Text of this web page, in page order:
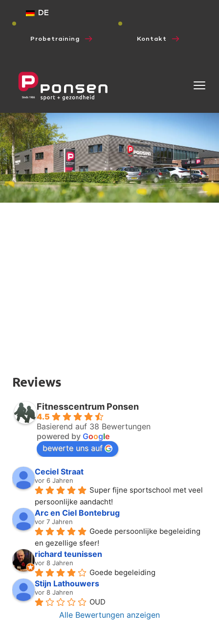
DE
Probetraining Kontakt
Reviews
Fitnesscentrum Ponsen
4.5
Basierend auf 38 Bewertungen
powered by Google
bewerte uns auf
Ceciel Straat
vor 6 Jahren
Super fijne sportschool met veel
persoonlijke aandacht!
Arc en Ciel Bontebrug
vor 7 Jahren
Goede persoonlijke begeleiding
en gezellige sfeer!
richard teunissen
vor 8 Jahren
Goede begeleiding
Stijn Lathouwers
vor 8 Jahren
OUD
Alle Bewertungen anzeigen